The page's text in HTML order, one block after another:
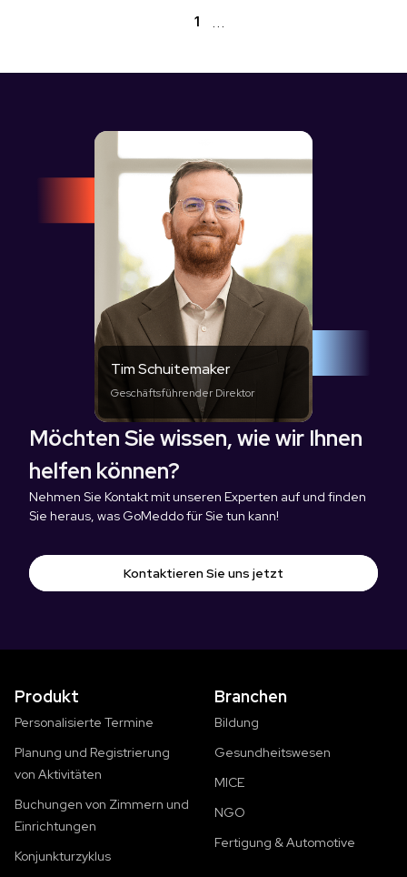
1
Tim Schuitemaker
Geschäftsführender Direktor
Möchten Sie wissen, wie wir Ihnen
helfen können?
Nehmen Sie Kontakt mit unseren Experten auf und finden
Sie heraus, was GoMeddo für Sie tun kann!
Kontaktieren Sie uns jetzt
Produkt
Personalisierte Termine
Planung und Registrierung
von Aktivitäten
Buchungen von Zimmern und
Einrichtungen
Konjunkturzyklus
Branchen
Bildung
Gesundheitswesen
MICE
NGO
Fertigung & Automotive